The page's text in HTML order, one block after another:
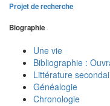
Projet de recherche
Biographie
Une vie
Bibliographie :
Littérature
Généalogie
Chronologie